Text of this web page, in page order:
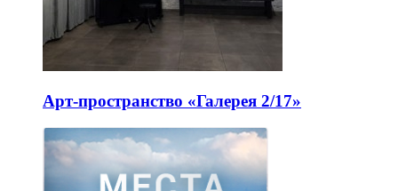
Арт-пространство «Галерея 2/17»